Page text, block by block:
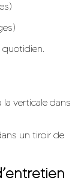
quotidien.
la verticale dans
un tiroir de